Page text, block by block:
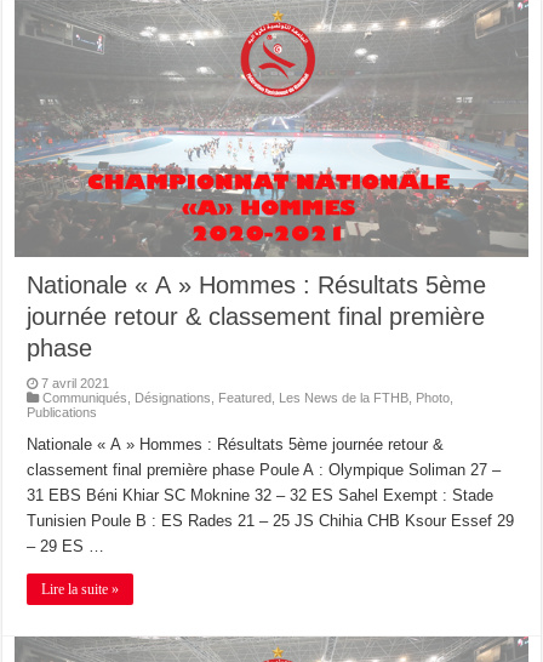
Nationale « A » Hommes : Résultats 5ème
journée retour & classement final première
phase
7 avril 2021
Communiqués
Désignations Featured Les News de la FTHB Photo
Publications
Nationale « A » Hommes : Résultats 5ème journée retour &
classement final première phase Poule A : Olympique Soliman 27 –
31 EBS Béni Khiar SC Moknine 32 – 32 ES Sahel Exempt : Stade
Tunisien Poule B : ES Rades 21 – 25 JS Chihia CHB Ksour Essef 29
– 29 ES …
Lire la suite »